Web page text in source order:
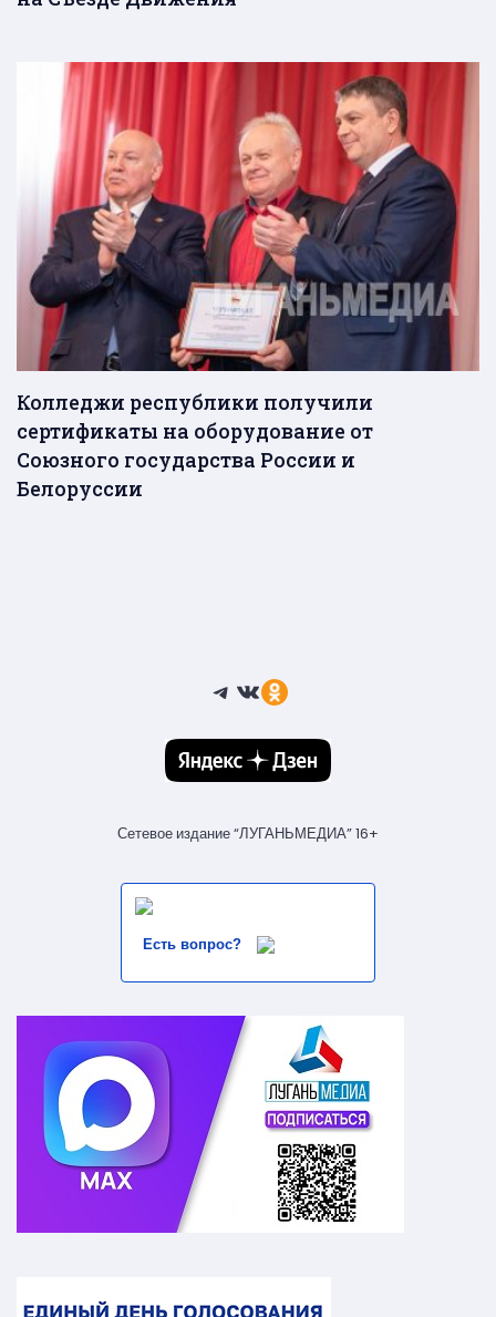
Колледжи республики получили
сертификаты на оборудование от
Союзного государства России и
Белоруссии
Telegram
ВКонтакте
Ссылка
Сетевое издание “ЛУГАНЬМЕДИА” 16+
Есть вопрос?